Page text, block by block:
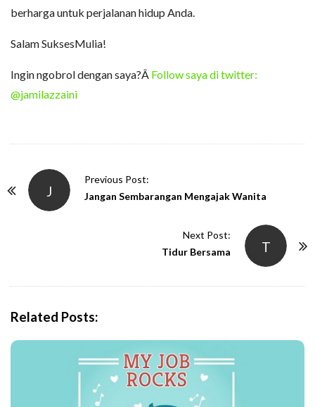
berharga untuk perjalanan hidup Anda.
Salam SuksesMulia!
Ingin ngobrol dengan saya?Â Follow saya di twitter:
@jamilazzaini
J
Previous Post:
Jangan Sembarangan Mengajak Wanita
T
Next Post:
Tidur Bersama
Related Posts: